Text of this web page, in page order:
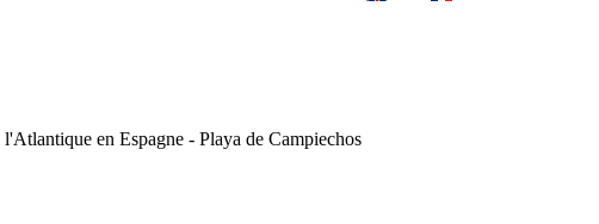
en Espagne - Playa de Campiechos